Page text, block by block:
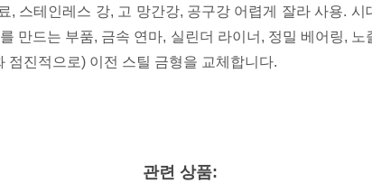
스테인레스 강, 고 망간강, 공구강 어렵게 잘라 사용. 시
만드는 부품, 금속 연마, 실린더 라이너, 정밀 베어링, 노
점진적으로) 이전 스틸 금형을 교체합니다.
관련 상품: